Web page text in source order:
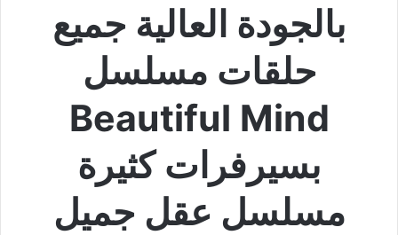
بالجودة العالية جميع
حلقات مسلسل
Beautiful Mind
بسيرفرات كثيرة
مسلسل عقل جميل